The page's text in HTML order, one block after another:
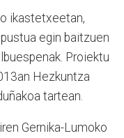
ikastetxeetan,
egin baitzuen
Proiektu
Hezkuntza
tartean.
Gernika-Lumoko